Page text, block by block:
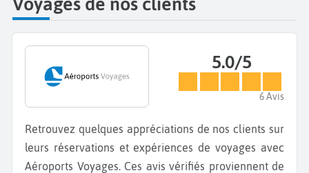
5.0/5
6 Avis
Retrouvez quelques appréciations de nos clients sur
leurs réservations et expériences de voyages avec
Aéroports Voyages. Ces avis vérifiés proviennent de